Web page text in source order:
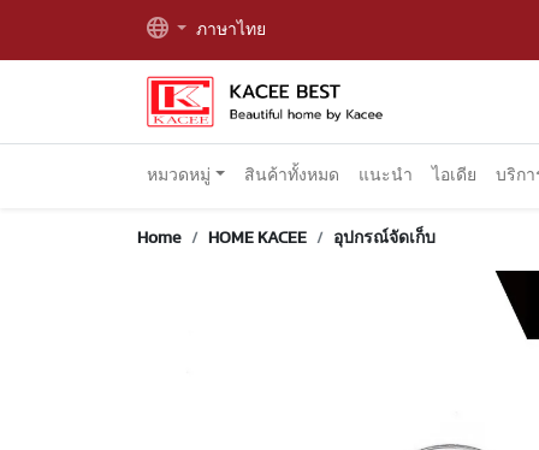
ภาษาไทย
หมวดหมู่ สินค้าทั้งหมด แนะนำ ไอเดีย บริก
Home HOME KACEE อุปกรณ์จัดเก็บ